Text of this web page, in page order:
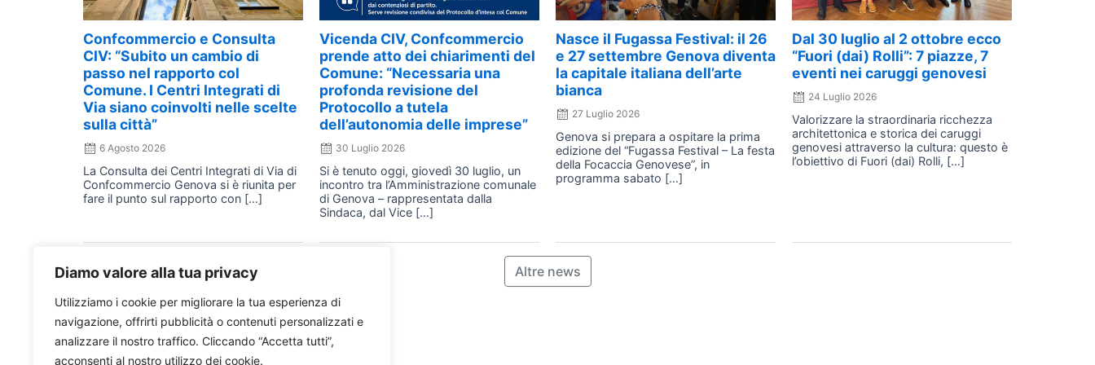
Diamo valore alla tua privacy
Utilizziamo i cookie per migliorare la tua esperienza di
navigazione, offrirti pubblicità o contenuti personalizzati e
analizzare il nostro traffico. Cliccando “Accetta tutti”,
acconsenti al nostro utilizzo dei cookie.
Confcommercio e Consulta
CIV: “Subito un cambio di
passo nel rapporto col
Comune. I Centri Integrati di
Via siano coinvolti nelle scelte
sulla città”
6 Agosto 2026
La Consulta dei Centri Integrati di Via di
Confcommercio Genova si è riunita per
fare il punto sul rapporto con […]
Vicenda CIV, Confcommercio
prende atto dei chiarimenti del
Comune: “Necessaria una
profonda revisione del
Protocollo a tutela
dell’autonomia delle imprese”
30 Luglio 2026
Si è tenuto oggi, giovedì 30 luglio, un
incontro tra l’Amministrazione comunale
di Genova – rappresentata dalla
Sindaca, dal Vice […]
Nasce il Fugassa Festival: il 26
e 27 settembre Genova diventa
la capitale italiana dell’arte
bianca
27 Luglio 2026
Genova si prepara a ospitare la prima
edizione del “Fugassa Festival – La festa
della Focaccia Genovese”, in
programma sabato […]
Dal 30 luglio al 2 ottobre ecco
“Fuori (dai) Rolli”: 7 piazze, 7
eventi nei caruggi genovesi
24 Luglio 2026
Valorizzare la straordinaria ricchezza
architettonica e storica dei caruggi
genovesi attraverso la cultura: questo è
l’obiettivo di Fuori (dai) Rolli, […]
Altre news